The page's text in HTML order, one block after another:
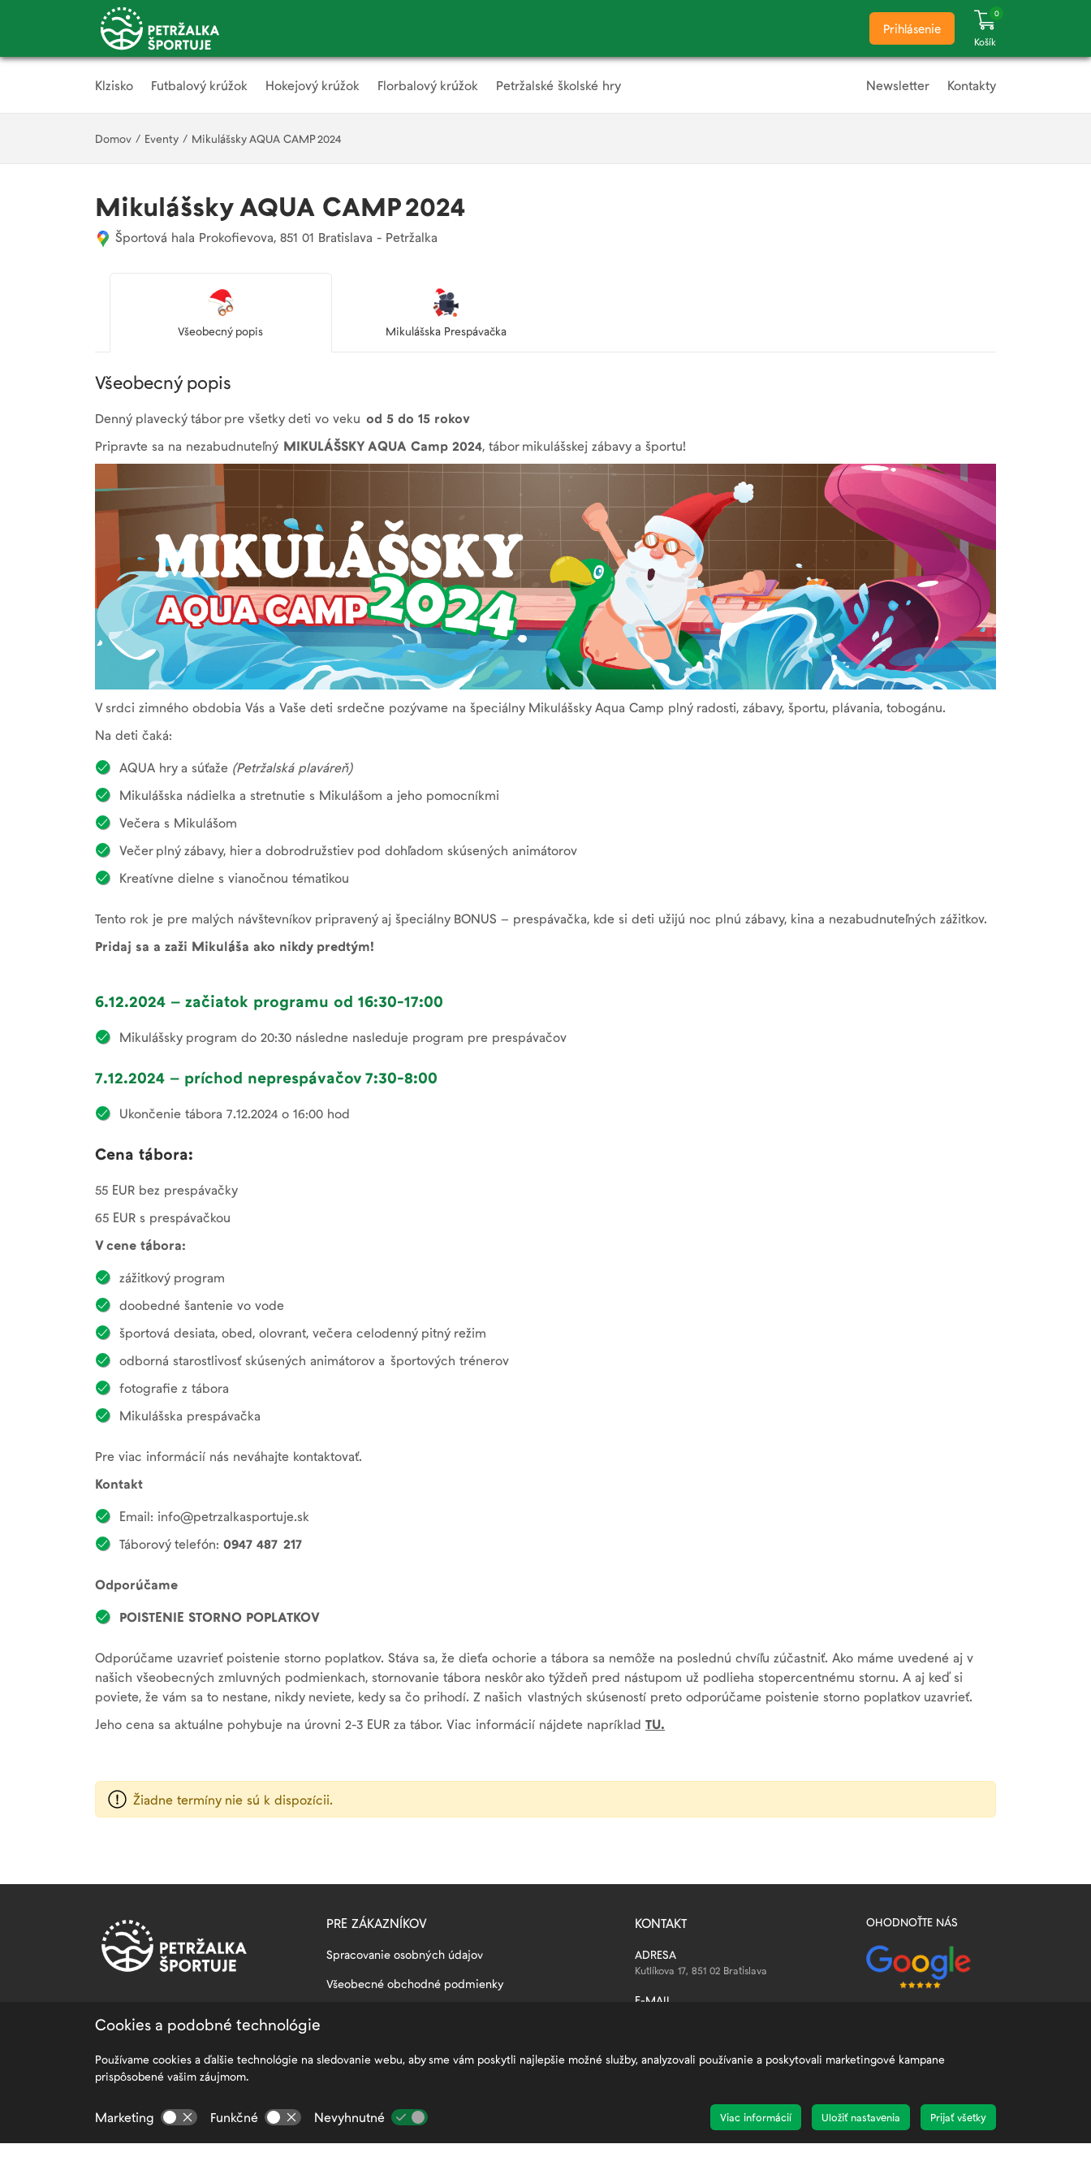
Prihlásenie
Košík
0
Klzisko Futbalový krúžok Hokejový krúžok Florbalový krúžok Petržalské školské hry Newsletter Kontakty
Domov / Eventy / Mikulášsky AQUA CAMP 2024
Mikulášsky AQUA CAMP 2024
Športová hala Prokofievova, 851 01 Bratislava - Petržalka
Všeobecný popis Mikulášska Prespávačka
Všeobecný popis
Denný plavecký tábor pre všetky deti vo veku od 5 do 15 rokov
Pripravte sa na nezabudnuteľný MIKULÁŠSKY AQUA Camp 2024, tábor mikulášskej zábavy a športu!
V srdci zimného obdobia Vás a Vaše deti srdečne pozývame na špeciálny Mikulášsky Aqua Camp plný radosti, zábavy, športu, plávania, tobogánu.
Na deti čaká:
AQUA hry a súťaže (Petržalská plaváreň)
Mikulášska nádielka a stretnutie s Mikulášom a jeho pomocníkmi
Večera s Mikulášom
Večer plný zábavy, hier a dobrodružstiev pod dohľadom skúsených animátorov
Kreatívne dielne s vianočnou tématikou
Tento rok je pre malých návštevníkov pripravený aj špeciálny BONUS – prespávačka, kde si deti užijú noc plnú zábavy, kina a nezabudnuteľných zážitkov.
Pridaj sa a zaži Mikuláša ako nikdy predtým!
6.12.2024 – začiatok programu od 16:30-17:00
Mikulášsky program do 20:30 následne nasleduje program pre prespávačov
7.12.2024 – príchod neprespávačov 7:30-8:00
Ukončenie tábora 7.12.2024 o 16:00 hod
Cena tábora:
55 EUR bez prespávačky
65 EUR s prespávačkou
V cene tábora:
zážitkový program
doobedné šantenie vo vode
športová desiata, obed, olovrant, večera celodenný pitný režim
odborná starostlivosť skúsených animátorov a športových trénerov
fotografie z tábora
Mikulášska prespávačka
Pre viac informácií nás neváhajte kontaktovať.
Kontakt
Email: info@petrzalkasportuje.sk
Táborový telefón:0947 487 217
Odporúčame
POISTENIE STORNO POPLATKOV
Odporúčame uzavrieť poistenie storno poplatkov. Stáva sa, že dieťa ochorie a tábora sa nemôže na poslednú chvíľu zúčastniť. Ako máme uvedené aj v
našich všeobecných zmluvných podmienkach, stornovanie tábora neskôr ako týždeň pred nástupom už podlieha stopercentnému stornu. A aj keď si
poviete, že vám sa to nestane, nikdy neviete, kedy sa čo prihodí. Z našich vlastných skúseností preto odporúčame poistenie storno poplatkov uzavrieť.
Jeho cena sa aktuálne pohybuje na úrovni 2-3 EUR za tábor. Viac informácií nájdete napríklad TU.
Žiadne termíny nie sú k dispozícii.
PRE ZÁKAZNÍKOV
Spracovanie osobných údajov
Všeobecné obchodné podmienky
Kontakty
KONTAKT
ADRESA
Kutlíkova 17, 851 02 Bratislava
E-MAIL
OHODNOŤTE NÁS
Cookies a podobné technológie
Používame cookies a ďalšie technológie na sledovanie webu, aby sme vám poskytli najlepšie možné služby, analyzovali používanie a poskytovali marketingové kampane
prispôsobené vašim záujmom.
Marketing Funkčné Nevyhnutné Viac informácií Uložiť nastavenia Prijať všetky